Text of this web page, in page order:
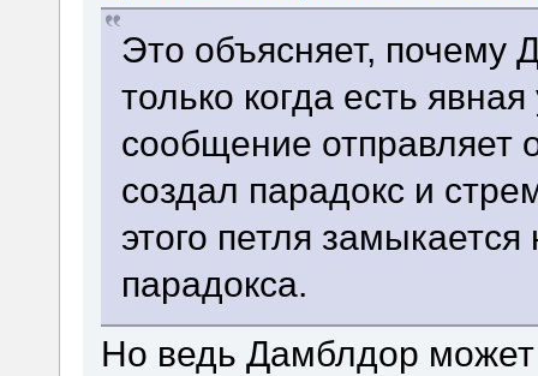
Это объясняет, почему
только когда есть
сообщение отправляет
создал парадокс и
этого петля
парадокса.
Но ведь Дамблдор может